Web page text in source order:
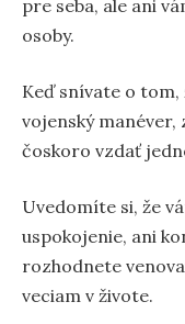
pre seba, ale ani
osoby.
Keď snívate o tom,
vojenský manéver,
čoskoro vzdať
Uvedomíte si, že
uspokojenie, ani
rozhodnete
veciam v živote.